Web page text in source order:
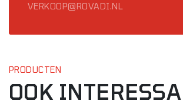
VERKOOP@ROVADI.NL
PRODUCTEN
OOK